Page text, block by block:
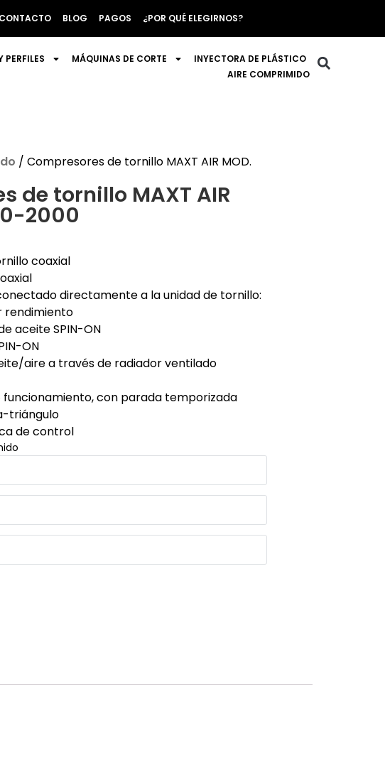
CONTACTO BLOG PAGOS ¿POR QUÉ ELEGIRNOS?
PERFILES MÁQUINAS DE CORTE
INYECTORA DE PLÁSTICO
AIRE COMPRIMIDO
/ Compresores de tornillo MAXT AIR MOD.
de tornillo MAXT AIR
2000
coaxial
directamente a la unidad de tornillo:
rendimiento
aceite SPIN-ON
ON
aire a través de radiador ventilado
con parada temporizada
triángulo
de control